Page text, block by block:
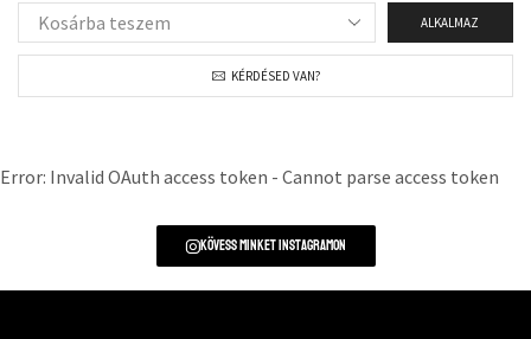
ALKALMAZ
KÉRDÉSED VAN?
Error: Invalid OAuth access token - Cannot parse access token
Kövess minket instagramon